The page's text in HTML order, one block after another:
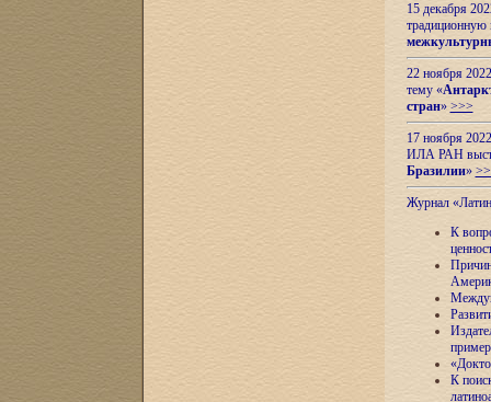
15 декабря
22 ноября
тему «
стран» >>>
17 ноября
ИЛА РАН
Бразилии»
Журнал
К
К